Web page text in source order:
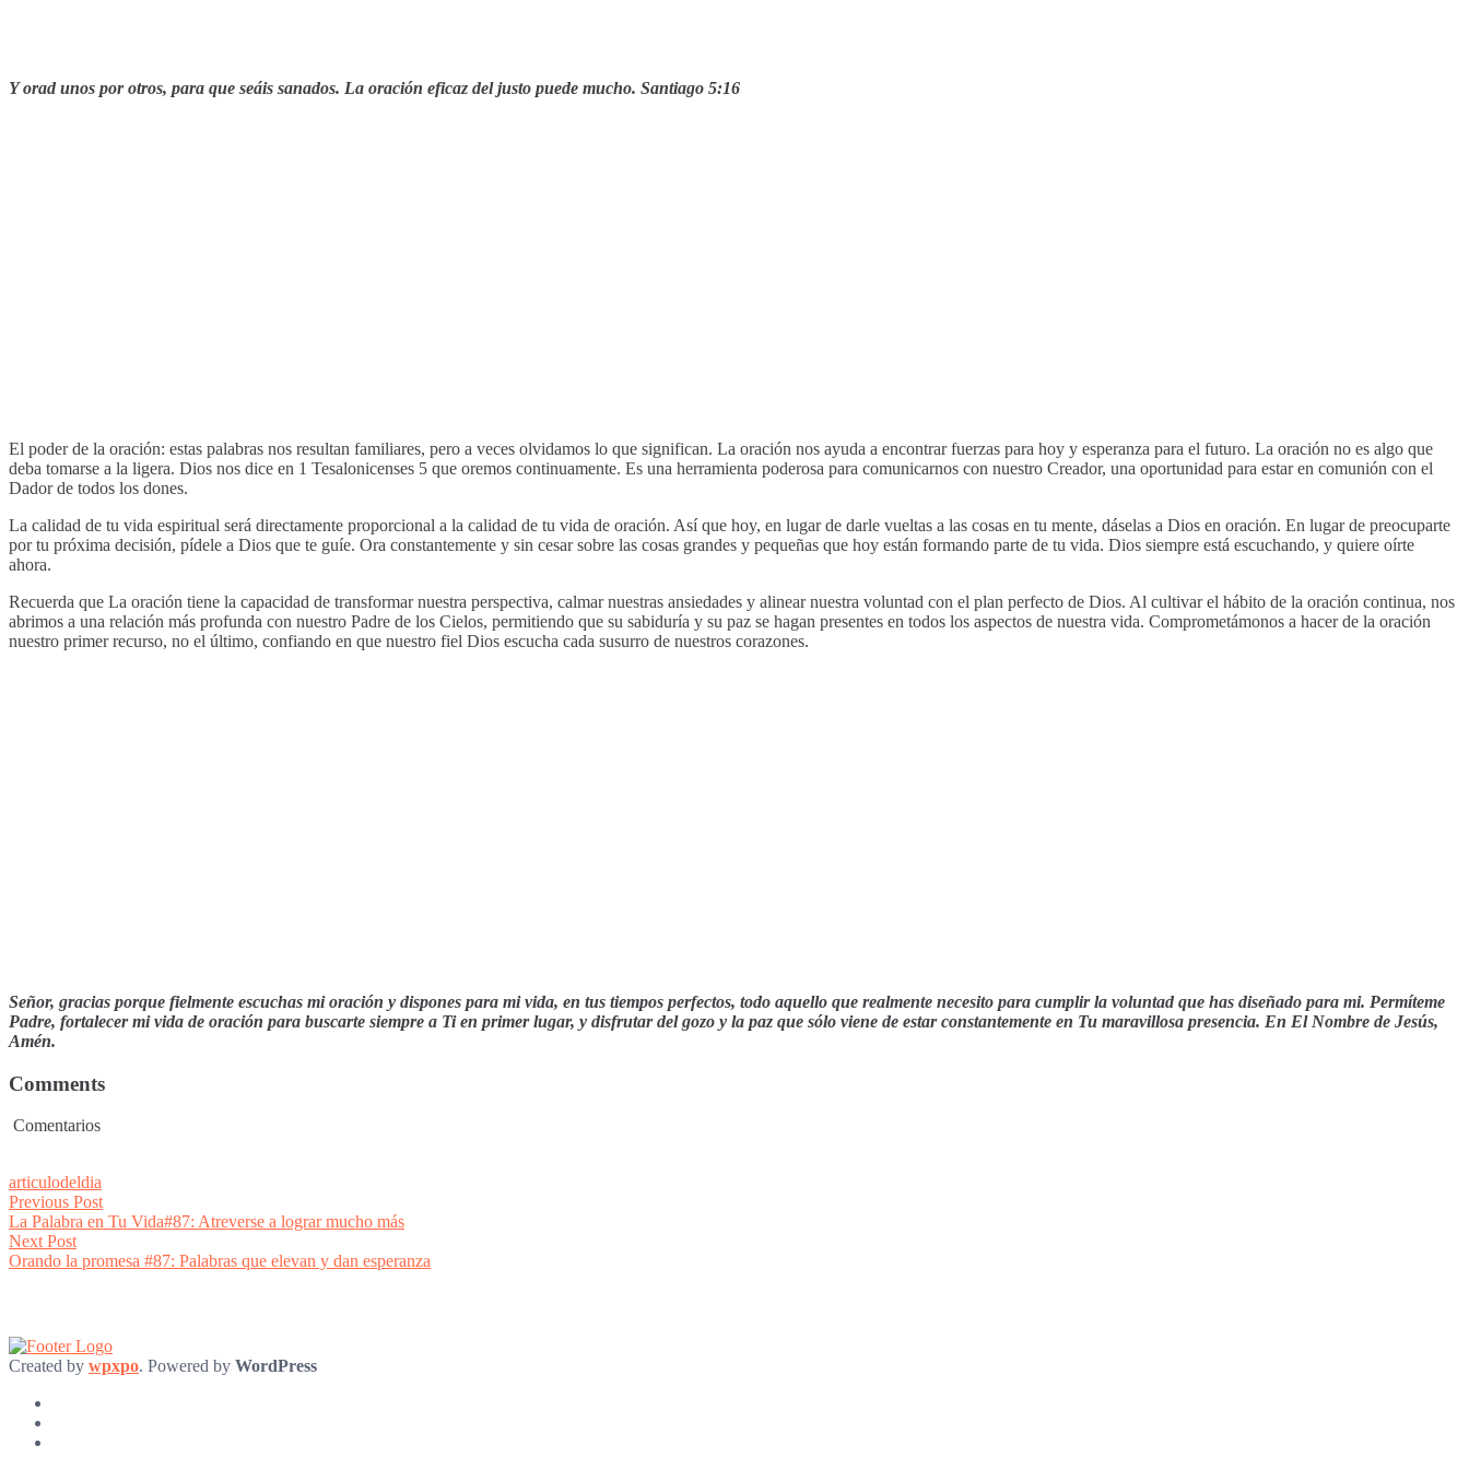
Y orad unos por otros, para que seáis sanados. La oración eficaz del justo puede mucho. Santiago 5:16
El poder de la oración: estas palabras nos resultan familiares, pero a veces olvidamos lo que significan. La oración nos ayuda a encontrar fuerzas para hoy y esperanza para el futuro. La oración no es algo que
deba tomarse a la ligera. Dios nos dice en 1 Tesalonicenses 5 que oremos continuamente. Es una herramienta poderosa para comunicarnos con nuestro Creador, una oportunidad para estar en comunión con el
Dador de todos los dones.
La calidad de tu vida espiritual será directamente proporcional a la calidad de tu vida de oración. Así que hoy, en lugar de darle vueltas a las cosas en tu mente, dáselas a Dios en oración. En lugar de preocuparte
por tu próxima decisión, pídele a Dios que te guíe. Ora constantemente y sin cesar sobre las cosas grandes y pequeñas que hoy están formando parte de tu vida. Dios siempre está escuchando, y quiere oírte
ahora.
Recuerda que La oración tiene la capacidad de transformar nuestra perspectiva, calmar nuestras ansiedades y alinear nuestra voluntad con el plan perfecto de Dios. Al cultivar el hábito de la oración continua, nos
abrimos a una relación más profunda con nuestro Padre de los Cielos, permitiendo que su sabiduría y su paz se hagan presentes en todos los aspectos de nuestra vida. Comprometámonos a hacer de la oración
nuestro primer recurso, no el último, confiando en que nuestro fiel Dios escucha cada susurro de nuestros corazones.
Señor, gracias porque fielmente escuchas mi oración y dispones para mi vida, en tus tiempos perfectos, todo aquello que realmente necesito para cumplir la voluntad que has diseñado para mi. Permíteme
Padre, fortalecer mi vida de oración para buscarte siempre a Ti en primer lugar, y disfrutar del gozo y la paz que sólo viene de estar constantemente en Tu maravillosa presencia. En El Nombre de Jesús,
Amén.
Comments
Comentarios
articulodeldia
Post
navigation
Previous PostPrevious
post:
La Palabra en Tu Vida#87: Atreverse a lograr mucho más
Next PostNext
post:
Orando la promesa #87: Palabras que elevan y dan esperanza
Created by wpxpo. Powered by WordPress